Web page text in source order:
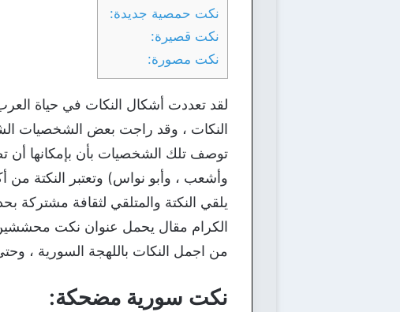
نكت حمصية جديدة:
نكت قصيرة:
نكت مصورة:
لقد تعددت أشكال النكات في حياة
النكات ، وقد راجت بعض الشخصيات
توصف تلك الشخصيات بأن بإمكانها أن
وأشعب ، وأبو نواس) وتعتبر النكتة
يلقي النكتة والمتلقي لثقافة مشتركة
الكرام مقال يحمل عنوان نكت
من اجمل النكات باللهجة السورية ،
نكت سورية مضحكة: